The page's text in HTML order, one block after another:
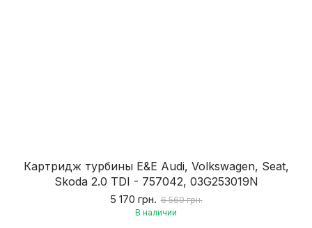
Картридж турбины E&E Audi, Volkswagen, Seat,
Skoda 2.0 TDI - 757042, 03G253019N
5 170 грн. 6 560 грн.
В наличии